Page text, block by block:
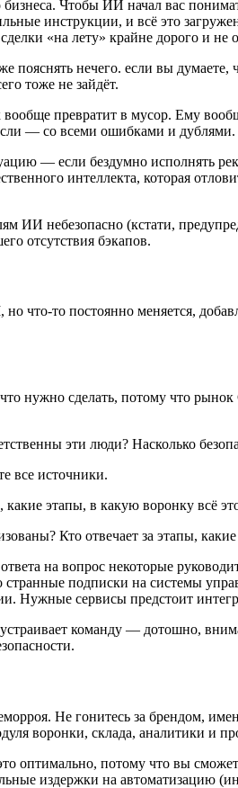
Чтобы ИИ начал вас
инструкции, и всё это
«на лету» крайне дорого и
пояснять нечего. если вы
тоже не зайдёт.
превратит в мусор. Ему
— со всеми ошибками и дублями.
— если бездумно исполнять
интеллекта, которая
ИИ небезопасно (кстати,
отсутствия бэкапов.
что-то постоянно меняется,
нужно сделать, потому что
эти люди? Насколько
все источники.
этапы, в какую воронку всё
Кто отвечает за этапы,
на вопрос некоторые
странные подписки на системы
Нужные сервисы предстоит
команду — дотошно,
Не гонитесь за брендом,
воронки, склада, аналитики и
оптимально, потому что вы
издержки на автоматизацию